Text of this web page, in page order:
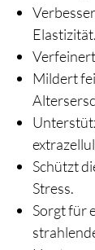
Elastizität.
Mildert
Schützt
Stress.
Sorgt für